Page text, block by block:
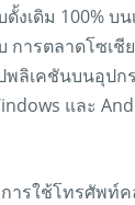
งเดิม 100%
การตลาดโซเ
พลิเคชันบนอุปก
และ
รใช้โทรศัพท์ค